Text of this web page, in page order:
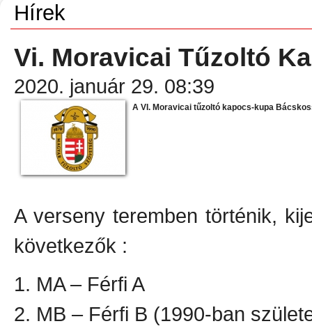
Hírek
Vi. Moravicai Tűzoltó
2020. január 29. 08:39
A VI. Moravicai tűzoltó kapocs-kupa
A verseny teremben történik,
következők :
1. MA – Férfi A
2. MB – Férfi B (1990-ban